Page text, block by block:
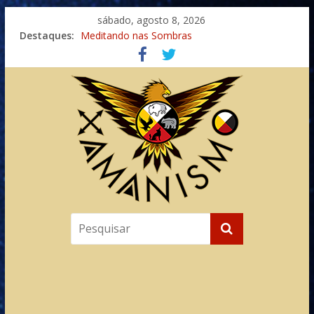
sábado, agosto 8, 2026
Destaques: Meditando nas Sombras
Autosuficiência: A Jornada do Espírito Ancestral
Xamanismo Universal
Totens – Caminho Espiritual – Crescimento
Imaginação na Cura